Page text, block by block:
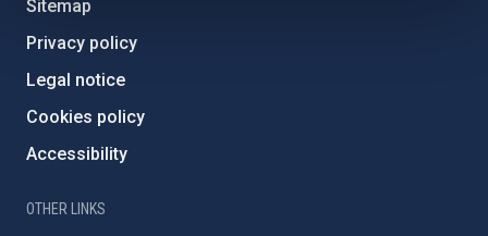
Sitemap
Privacy policy
Legal notice
Cookies policy
Accessibility
OTHER LINKS